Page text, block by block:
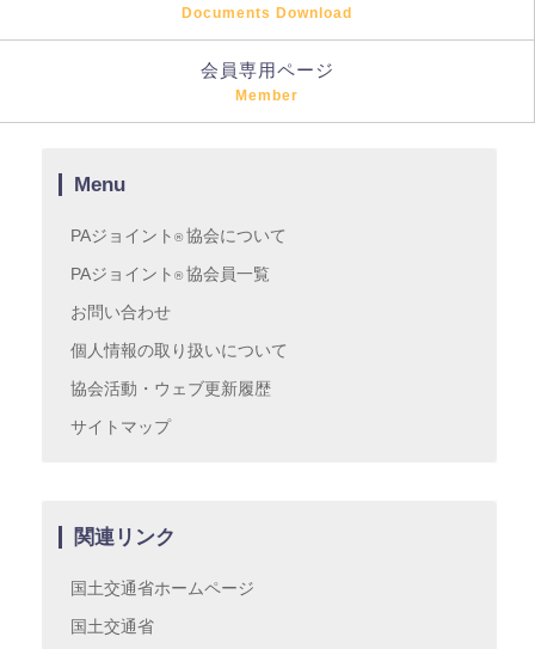
Documents Download
会員専用ページ
Member
Menu
PAジョイント®協会について
PAジョイント®協会員一覧
お問い合わせ
個人情報の取り扱いについて
協会活動・ウェブ更新履歴
サイトマップ
関連リンク
国土交通省ホームページ
国土交通省